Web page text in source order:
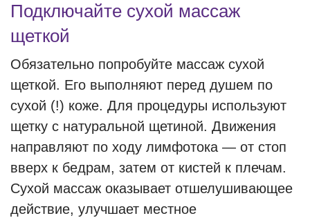
Подключайте сухой массаж
щеткой
Обязательно попробуйте массаж сухой
щеткой. Его выполняют перед душем по
сухой (!) коже. Для процедуры используют
щетку с натуральной щетиной. Движения
направляют по ходу лимфотока — от стоп
вверх к бедрам, затем от кистей к плечам.
Сухой массаж оказывает отшелушивающее
действие, улучшает местное